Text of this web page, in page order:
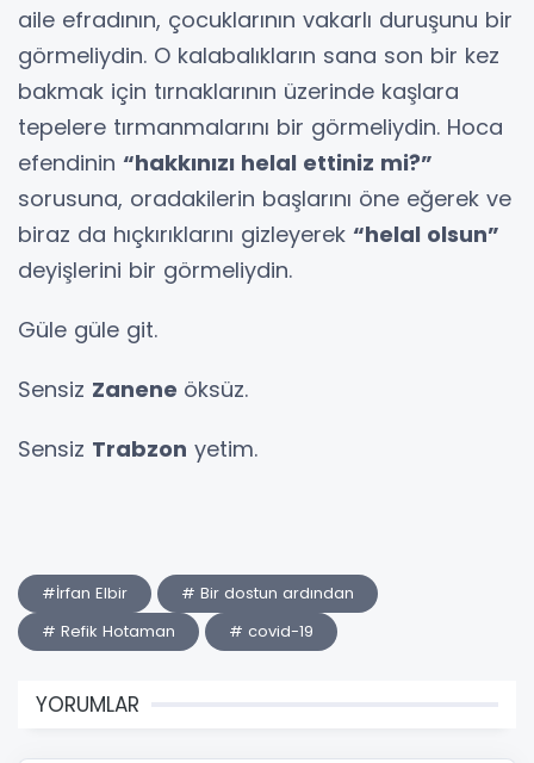
aile efradının, çocuklarının vakarlı duruşunu bir
görmeliydin. O kalabalıkların sana son bir kez
bakmak için tırnaklarının üzerinde kaşlara
tepelere tırmanmalarını bir görmeliydin. Hoca
efendinin “hakkınızı helal ettiniz mi?”
sorusuna, oradakilerin başlarını öne eğerek ve
biraz da hıçkırıklarını gizleyerek “helal olsun”
deyişlerini bir görmeliydin.
Güle güle git.
Sensiz Zanene öksüz.
Sensiz Trabzon yetim.
#İrfan Elbir
# Bir dostun ardından
# Refik Hotaman
# covid-19
YORUMLAR